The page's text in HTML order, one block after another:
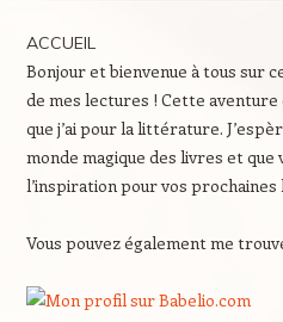
ACCUEIL
Bonjour et bienvenue à tous sur
de mes lectures ! Cette aventure
que j’ai pour la littérature.
monde magique des livres et que
l’inspiration pour vos prochaines
Vous pouvez également me